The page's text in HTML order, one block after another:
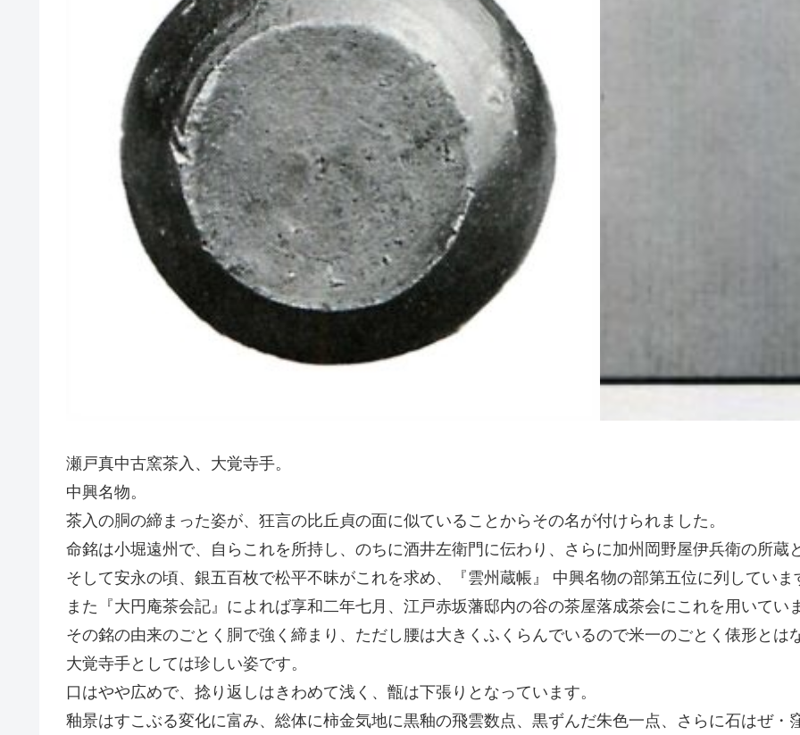
瀬戸真中古窯茶入、大覚寺手。
中興名物。
茶入の胴の締まった姿が、狂言の比丘貞の面に似ていることからその名が付けられました。
命銘は小堀遠州で、自らこれを所持し、のちに酒井左衛門に伝わり、さらに加州岡野屋伊兵衛の所蔵
そして安永の頃、銀五百枚で松平不昧がこれを求め、『雲州蔵帳』 中興名物の部第五位に列していま
また『大円庵茶会記』によれば享和二年七月、江戸赤坂藩邸内の谷の茶屋落成茶会にこれを用いてい
その銘の由来のごとく胴で強く締まり、ただし腰は大きくふくらんでいるので米一のごとく俵形とは
大覚寺手としては珍しい姿です。
口はやや広めで、捻り返しはきわめて浅く、甑は下張りとなっています。
釉景はすこぶる変化に富み、総体に柿金気地に黒釉の飛雲数点、黒ずんだ朱色一点、さらに石はぜ